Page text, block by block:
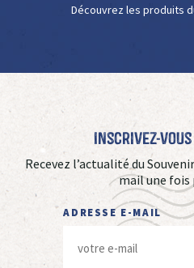
Découvrez les produits
Inscrivez-
Recevez l’actualité du
mail une fois
ADRESSE E-MAIL